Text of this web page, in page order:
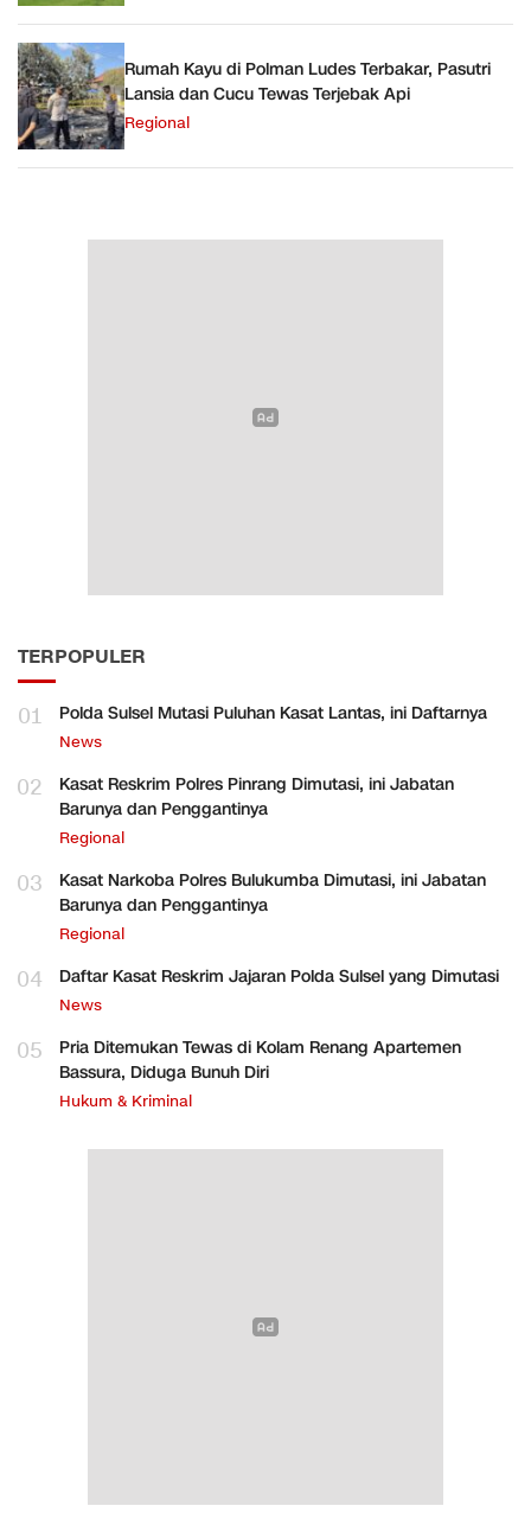
Rumah Kayu di Polman Ludes Terbakar, Pasutri
Lansia dan Cucu Tewas Terjebak Api
Regional
TERPOPULER
01 Polda Sulsel Mutasi Puluhan Kasat Lantas, ini Daftarnya
News
02
Kasat Reskrim Polres Pinrang Dimutasi, ini Jabatan
Barunya dan Penggantinya
Regional
03
Kasat Narkoba Polres Bulukumba Dimutasi, ini Jabatan
Barunya dan Penggantinya
Regional
04 Daftar Kasat Reskrim Jajaran Polda Sulsel yang Dimutasi
News
05
Pria Ditemukan Tewas di Kolam Renang Apartemen
Bassura, Diduga Bunuh Diri
Hukum & Kriminal